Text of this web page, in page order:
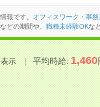
報です。 オフィスワーク・事務
などの期間や、 職種未経験OKな
示 平均時給:1,460